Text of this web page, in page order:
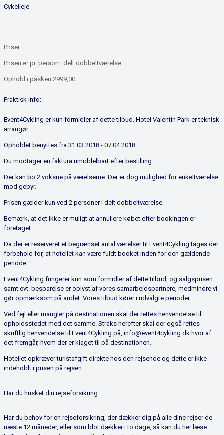
Cykelleje
Priser
Prisen er pr. person i delt dobbeltværelse
Ophold i påsken 2999,00
Praktisk info:
Event4Cykling er kun formidler af dette tilbud. Hotel Valentin Park er teknisk
arrangør.
Opholdet benyttes fra 31.03.2018 - 07.04.2018.
Du modtager en faktura umiddelbart efter bestilling.
Der kan bo 2 voksne på værelserne. Der er dog mulighed for enkeltværelse
mod gebyr.
Prisen gælder kun ved 2 personer i delt dobbeltværelse.
Bemærk, at det ikke er muligt at annullere købet efter bookingen er
foretaget.
Da der er reserveret et begrænset antal værelser til Event4Cykling tages der
forbehold for, at hotellet kan være fuldt booket inden for den gældende
periode.
Event4Cykling fungerer kun som formidler af dette tilbud, og salgsprisen
samt evt. besparelse er oplyst af vores samarbejdspartnere, medmindre vi
gør opmærksom på andet. Vores tilbud kører i udvalgte perioder.
Ved fejl eller mangler på destinationen skal der rettes henvendelse til
opholdsstedet med det samme. Straks herefter skal der også rettes
skriftlig henvendelse til Event4Cykling på, info@event4cykling.dk hvor af
det fremgår, hvem der er klaget til på destinationen.
Hotellet opkræver turistafgift direkte hos den rejsende og dette er ikke
indeholdt i prisen på rejsen
Har du husket din rejseforsikring:
Har du behov for en rejseforsikring, der dækker dig på alle dine rejser de
næste 12 måneder, eller som blot dækker i to dage, så kan du her læse